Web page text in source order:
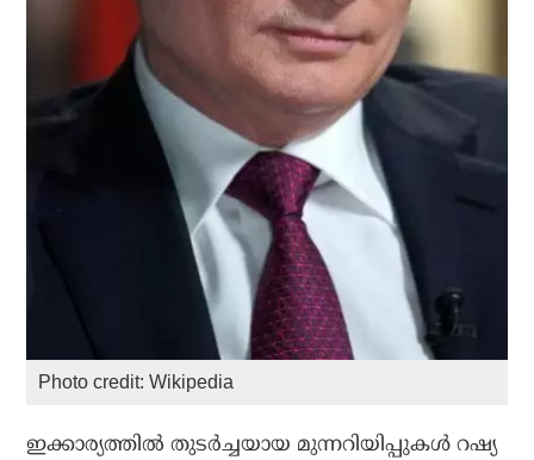
Photo credit: Wikipedia
ഇക്കാര്യത്തില്‍ തുടര്‍ച്ചയായ മുന്നറിയിപ്പുകള്‍ റഷ്യ